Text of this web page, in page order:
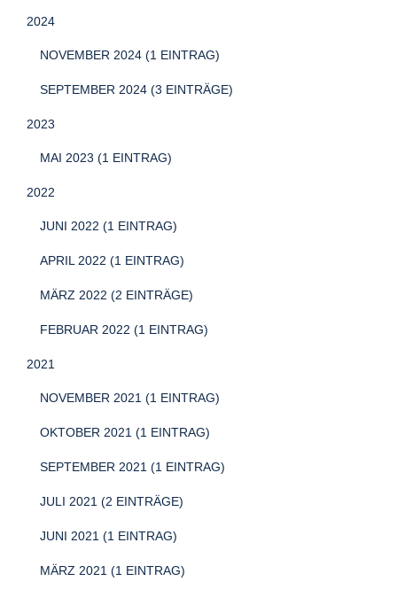
2024
NOVEMBER 2024 (1 EINTRAG)
SEPTEMBER 2024 (3 EINTRÄGE)
2023
MAI 2023 (1 EINTRAG)
2022
JUNI 2022 (1 EINTRAG)
APRIL 2022 (1 EINTRAG)
MÄRZ 2022 (2 EINTRÄGE)
FEBRUAR 2022 (1 EINTRAG)
2021
NOVEMBER 2021 (1 EINTRAG)
OKTOBER 2021 (1 EINTRAG)
SEPTEMBER 2021 (1 EINTRAG)
JULI 2021 (2 EINTRÄGE)
JUNI 2021 (1 EINTRAG)
MÄRZ 2021 (1 EINTRAG)